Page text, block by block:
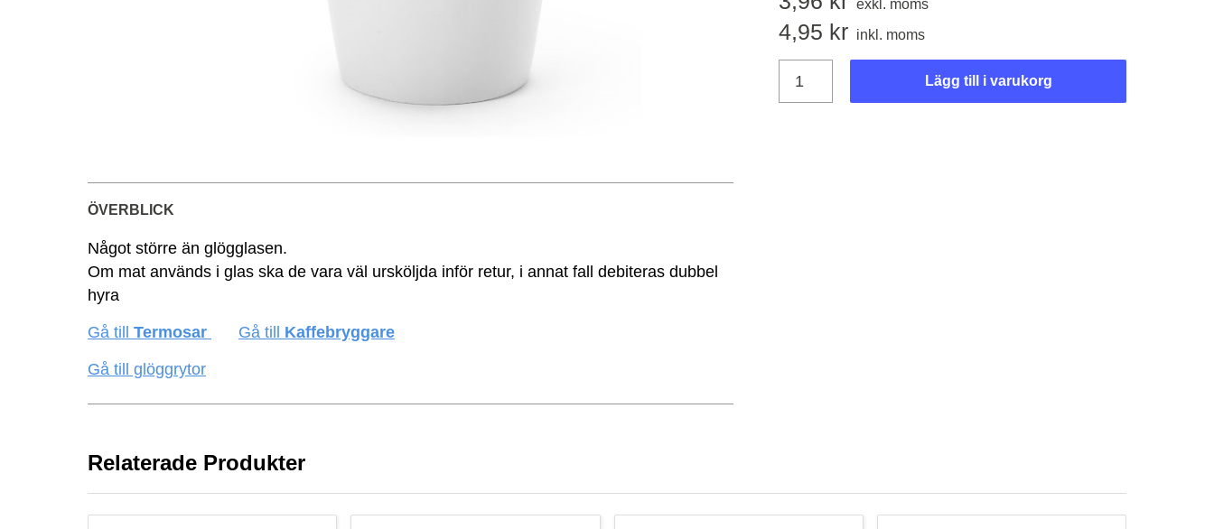
ÖVERBLICK
Något större än glögglasen.
Om mat används i glas ska de vara väl ursköljda inför retur, i annat fall debiteras dubbel
hyra
Gå till Termosar Gå till Kaffebryggare
Gå till glöggrytor
exkl. moms
4,95 kr inkl. moms
Lägg till i varukorg
Relaterade Produkter